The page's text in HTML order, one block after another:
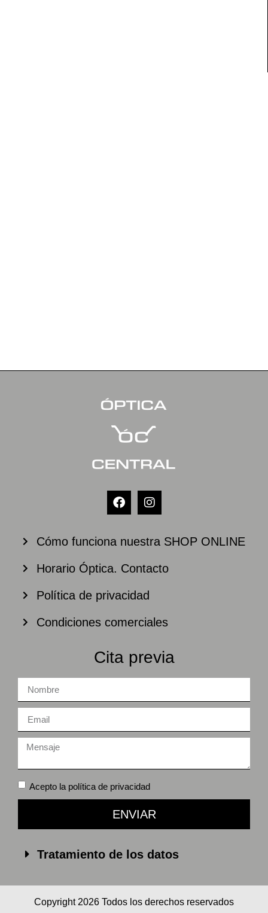
Cómo funciona nuestra SHOP ONLINE
Horario Óptica. Contacto
Política de privacidad
Condiciones comerciales
Cita previa
Acepto la política de privacidad
ENVIAR
Tratamiento de los datos
Copyright 2026 Todos los derechos reservados